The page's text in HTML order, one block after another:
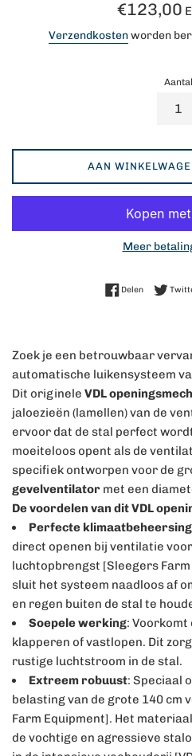
Normale
€123,00
Verzendkostenworden
Aantal
AAN
Meer
DelenDelen op
Zoek je een betrouwbaar
automatische luikensysteem
Dit originele VDL
jaloezieën (lamellen) van de
ervoor dat de stal perfect
moeiteloos opent als de
specifiek ontworpen voor de
gevelventilator met een
De voordelen van dit VDL
Perfecte klimaatbeheersing
direct openen bij ventilatie
luchtopbrengst [Sleegers
sluit het systeem naadloos af
en regen buiten de stal te
Soepele werking: Voorkomt
klapperen of vastlopen. Dit
rustige luchtstroom in de stal.
Extreem robuust: Speciaal
belasting van de grote 140 cm
Farm Equipment]. Het
de vochtige en agressieve